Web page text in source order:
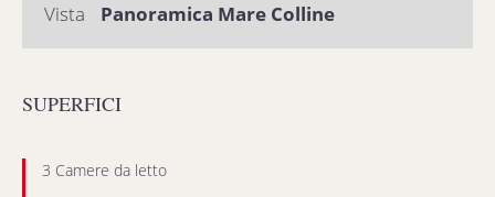
Vista
Panoramica Mare Colline
SUPERFICI
3 Camere da letto